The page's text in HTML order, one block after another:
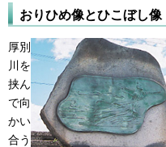
おりひめ像とひこぼし像
厚別
川を
挟ん
で向
かい
合う